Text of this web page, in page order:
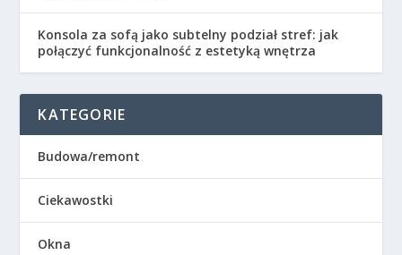
Konsola za sofą jako subtelny podział stref: jak
połączyć funkcjonalność z estetyką wnętrza
KATEGORIE
Budowa/remont
Ciekawostki
Okna